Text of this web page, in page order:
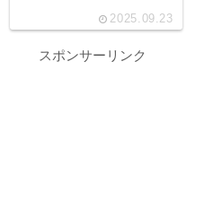
2025.09.23
スポンサーリンク